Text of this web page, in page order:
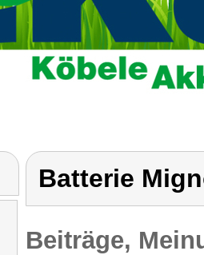
Batterie
Beiträge,